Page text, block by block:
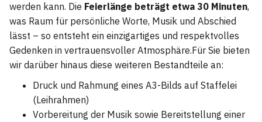
werden kann. Die Feierlänge beträgt etwa 30 Minuten,
was Raum für persönliche Worte, Musik und Abschied
lässt – so entsteht ein einzigartiges und respektvolles
Gedenken in vertrauensvoller Atmosphäre.Für Sie bieten
wir darüber hinaus diese weiteren Bestandteile an:
Druck und Rahmung eines A3-Bilds auf Staffelei
(Leihrahmen)
Vorbereitung der Musik sowie Bereitstellung einer